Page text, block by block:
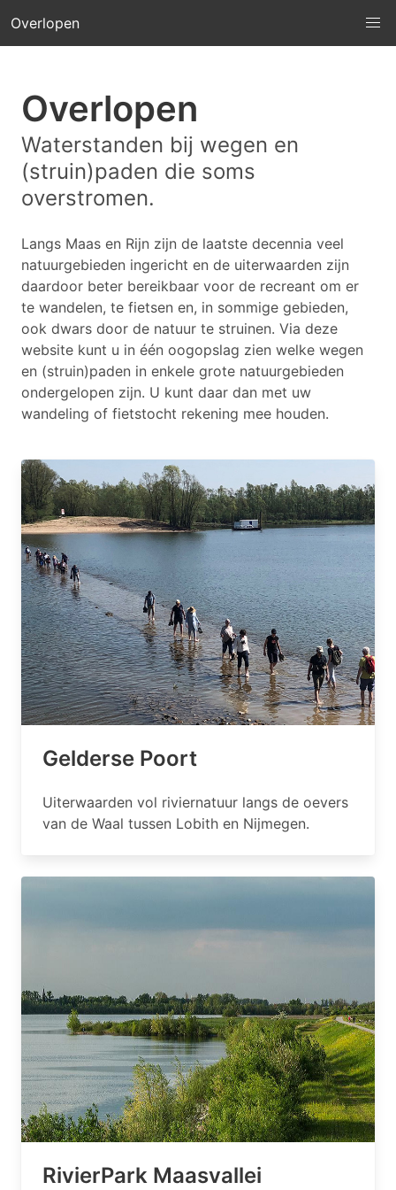
Overlopen
Overlopen
Waterstanden bij wegen en
(struin)paden die soms
overstromen.
Langs Maas en Rijn zijn de laatste decennia veel
natuurgebieden ingericht en de uiterwaarden zijn
daardoor beter bereikbaar voor de recreant om er
te wandelen, te fietsen en, in sommige gebieden,
ook dwars door de natuur te struinen. Via deze
website kunt u in één oogopslag zien welke wegen
en (struin)paden in enkele grote natuurgebieden
ondergelopen zijn. U kunt daar dan met uw
wandeling of fietstocht rekening mee houden.
Gelderse Poort
Uiterwaarden vol riviernatuur langs de oevers
van de Waal tussen Lobith en Nijmegen.
RivierPark Maasvallei